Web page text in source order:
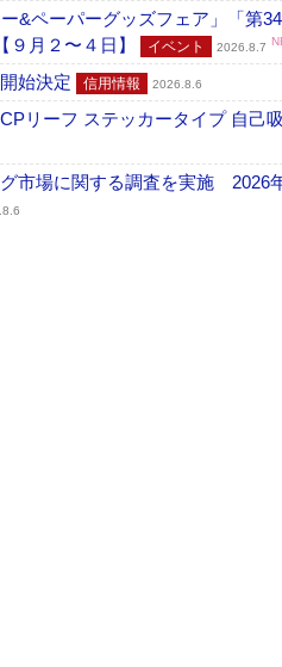
&ペーパーグッズフェア」「第
９月２〜４日】
イベント 2026.8.7
始決定 信用情報 2026.8.6
リーフ ステッカータイプ 自
市場に関する調査を実施 2026